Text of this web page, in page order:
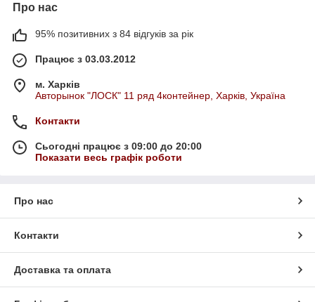
Про нас
95% позитивних з 84 відгуків за рік
Працює з 03.03.2012
м. Харків
Авторынок "ЛОСК" 11 ряд 4контейнер, Харків, Україна
Контакти
Сьогодні працює з 09:00 до 20:00
Показати весь графік роботи
Про нас
Контакти
Доставка та оплата